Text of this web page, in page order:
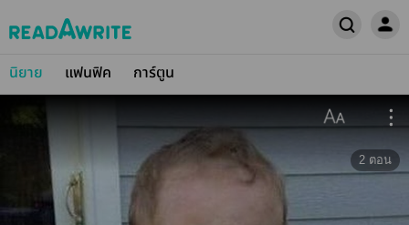
นิยาย แฟนฟิค การ์ตูน
2 ตอน